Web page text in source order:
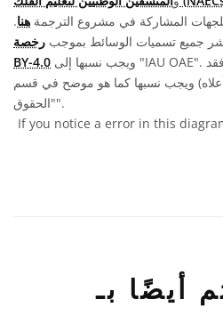
للجهات المشاركة في مشروع الترجمة هنا.
جميع تسميات الوسائط بموجب رخصة Creative Commons CC
BY-4.0
ويجب نسبها كما هو موضح في قسم
"الحقوق".
If you notice a error in this
أيضًا بـ